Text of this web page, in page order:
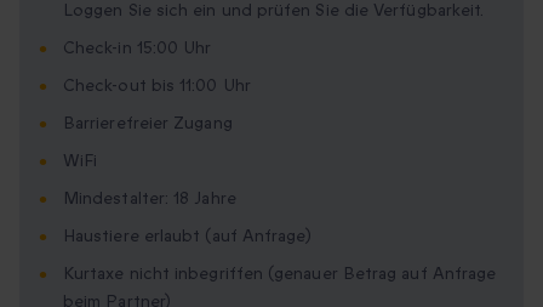
Loggen Sie sich ein und prüfen Sie die Verfügbarkeit.
Check-in 15:00 Uhr
Check-out bis 11:00 Uhr
Barrierefreier Zugang
WiFi
Mindestalter: 18 Jahre
Haustiere erlaubt (auf Anfrage)
Kurtaxe nicht inbegriffen (genauer Betrag auf Anfrage
beim Partner)